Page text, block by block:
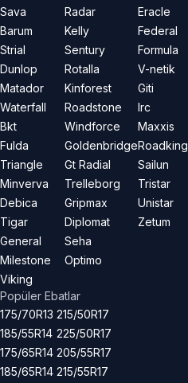
Sava
Barum
Strial
Dunlop
Matador
Waterfall
Bkt
Fulda
Triangle
Minverva
Debica
Tigar
General
Milestone
Viking
Radar
Kelly
Sentury
Rotalla
Kinforest
Roadstone
Windforce
Goldenbridge
Gt Radial
Trelleborg
Gripmax
Diplomat
Seha
Optimo
Eracle
Federal
Formula
V-netik
Giti
Irc
Maxxis
Roadking
Sailun
Tristar
Unistar
Zetum
Popüler Ebatlar
175/70R13
185/55R14
175/65R14
185/65R14
215/50R17
225/50R17
205/55R17
215/55R17